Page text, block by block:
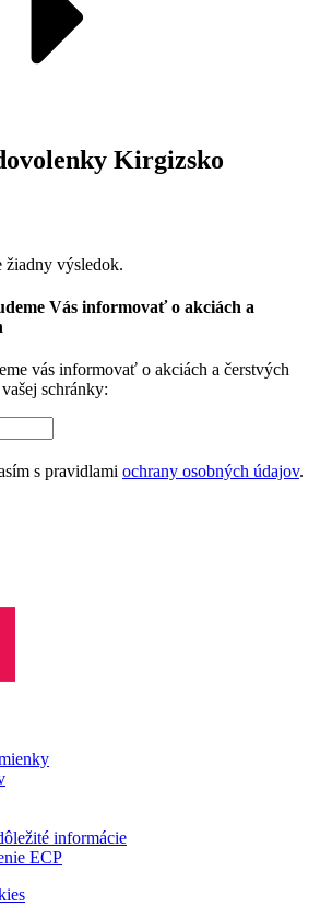
Kirgizsko
výsledok.
Vás informovať o akciách a
vás informovať o akciách a čerstvých
schránky:
s pravidlami ochrany osobných údajov.
informácie
ECP